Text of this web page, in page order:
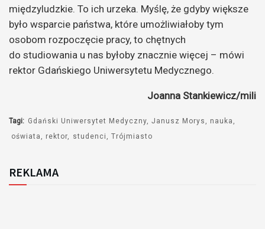
międzyludzkie. To ich urzeka. Myślę, że gdyby większe
było wsparcie państwa, które umożliwiałoby tym
osobom rozpoczęcie pracy, to chętnych
do studiowania u nas byłoby znacznie więcej – mówi
rektor Gdańskiego Uniwersytetu Medycznego.
Joanna Stankiewicz/mili
Tagi: Gdański Uniwersytet Medyczny Janusz Morys
nauka
oświata
rektor studenci Trójmiasto
REKLAMA